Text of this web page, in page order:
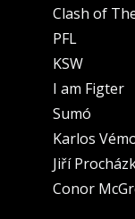
Clash of
PFL
KSW
I am Figter
Sumó
Karlos
Jiří
Conor